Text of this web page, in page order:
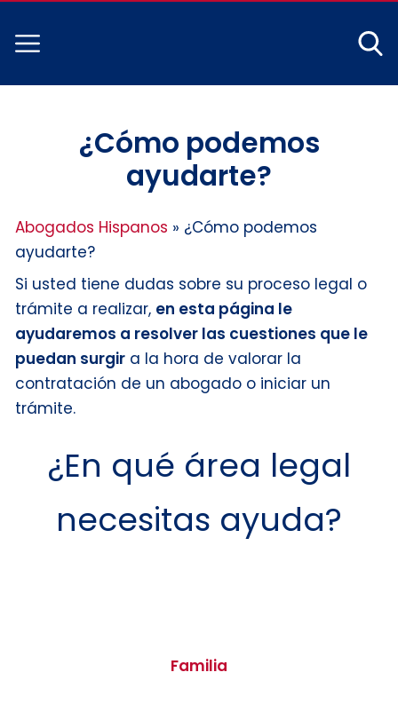
¿Cómo podemos
ayudarte?
Abogados Hispanos » ¿Cómo podemos
ayudarte?
Si usted tiene dudas sobre su proceso legal o
trámite a realizar, en esta página le
ayudaremos a resolver las cuestiones que le
puedan surgir a la hora de valorar la
contratación de un abogado o iniciar un
trámite.
¿En qué área legal
necesitas ayuda?
Familia